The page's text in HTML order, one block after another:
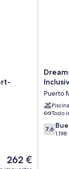
El
precio
262 €
Dreams
Puerto
Resort
&
Spa
-
All
Puerto
Piscina
Todo
7.6
sobre
7,6